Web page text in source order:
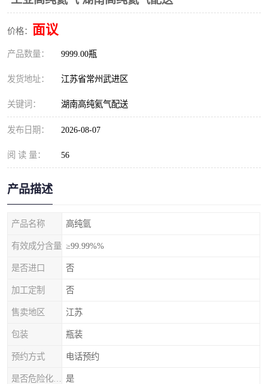
价格： 面议
产品数量： 9999.00瓶
发货地址： 江苏省常州武进区
关键词： 湖南高纯氦气配送
发布日期： 2026-08-07
阅 读 量： 56
产品描述
产品名称 高纯氩
有效成分含量 ≥99.99%%
是否进口 否
加工定制 否
售卖地区 江苏
包装 瓶装
预约方式 电话预约
是